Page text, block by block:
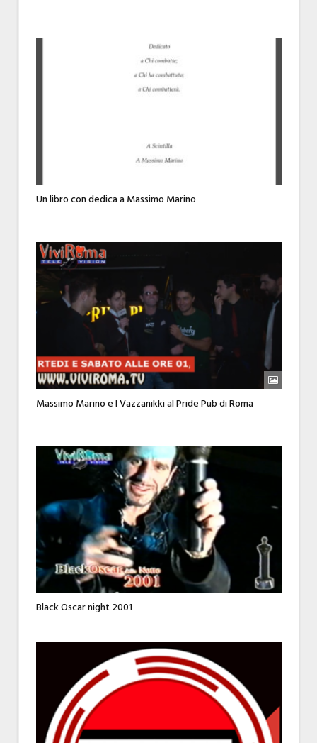
Un libro con dedica a Massimo Marino
Massimo Marino e I Vazzanikki al Pride Pub di Roma
Black Oscar night 2001